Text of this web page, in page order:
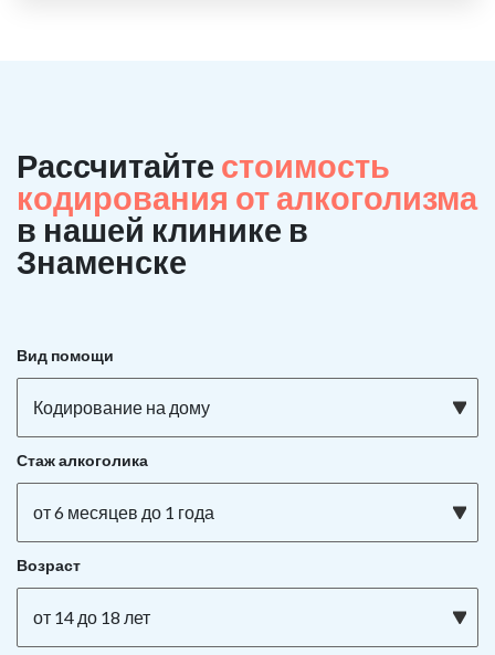
Рассчитайте стоимость
кодирования от алкоголизма
в нашей клинике в
Знаменске
Вид помощи
Кодирование на дому
Стаж алкоголика
от 6 месяцев до 1 года
Возраст
от 14 до 18 лет